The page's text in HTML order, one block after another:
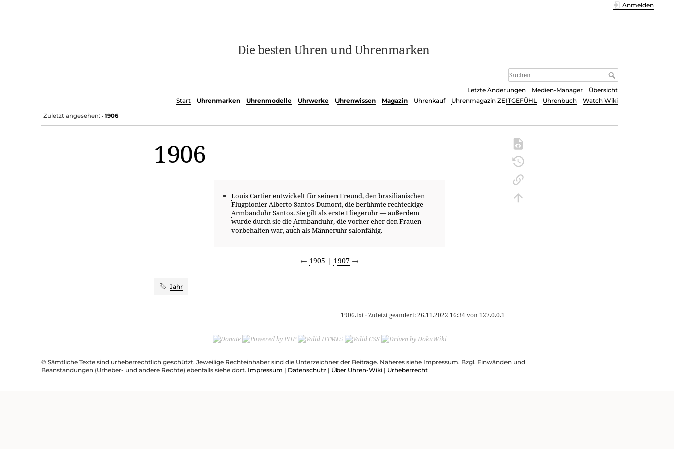
Die besten Uhren und Uhrenmarken
Anmelden
Letzte Änderungen Medien-Manager
Übersicht
Start
Uhrenmarken Uhrenmodelle Uhrwerke Uhrenwissen Magazin Uhrenkauf Uhrenmagazin ZEITGEFÜHL Uhrenbuch Watch Wiki
Zuletzt angesehen: • 1906
1906
Louis Cartierentwickelt für seinen Freund, den brasilianischen
Flugpionier Alberto Santos-Dumont, die berühmte rechteckige
ArmbanduhrSantos. Sie gilt als ersteFliegeruhr— außerdem
wurde durch sie dieArmbanduhr, die vorher eher den Frauen
vorbehalten war, auch als Männeruhr salonfähig.
← 1905 | 1907 →
Jahr
1906.txt· Zuletzt geändert:26.11.2022 16:34von 127.0.0.1
© Sämtliche Texte sind urheberrechtlich geschützt. Jeweilige Rechteinhaber sind die Unterzeichner der Beiträge. Näheres siehe Impressum. Bzgl. Einwänden und
Beanstandungen (Urheber- und andere Rechte) ebenfalls siehe dort. Impressum | Datenschutz | Über Uhren-Wiki | Urheberrecht